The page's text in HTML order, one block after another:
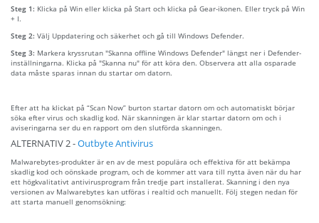
Steg 1: Klicka på Win eller klicka på Start och klicka på Gear-ikonen. Eller tryck på Win
+ I.
Steg 2: Välj Uppdatering och säkerhet och gå till Windows Defender.
Steg 3: Markera kryssrutan "Skanna offline Windows Defender" längst ner i Defender-
inställningarna. Klicka på "Skanna nu" för att köra den. Observera att alla osparade
data måste sparas innan du startar om datorn.
Efter att ha klickat på “Scan Now” burton startar datorn om och automatiskt börjar
söka efter virus och skadlig kod. När skanningen är klar startar datorn om och i
aviseringarna ser du en rapport om den slutförda skanningen.
ALTERNATIV 2 -Outbyte Antivirus
Malwarebytes-produkter är en av de mest populära och effektiva för att bekämpa
skadlig kod och oönskade program, och de kommer att vara till nytta även när du har
ett högkvalitativt antivirusprogram från tredje part installerat. Skanning i den nya
versionen av Malwarebytes kan utföras i realtid och manuellt. Följ stegen nedan för
att starta manuell genomsökning: